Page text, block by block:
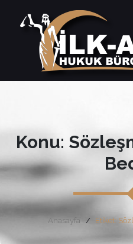
Konu:
Anasayfa Etiket: